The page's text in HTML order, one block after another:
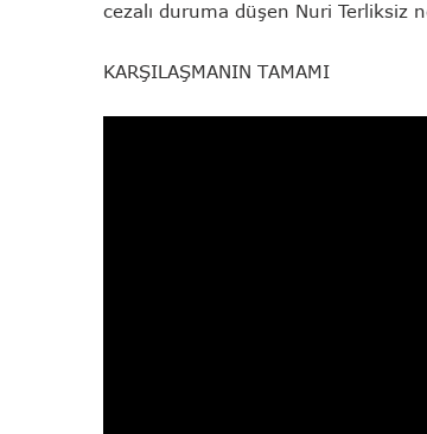
cezalı duruma düşen Nuri Terliksiz
KARŞILAŞMANIN TAMAMI